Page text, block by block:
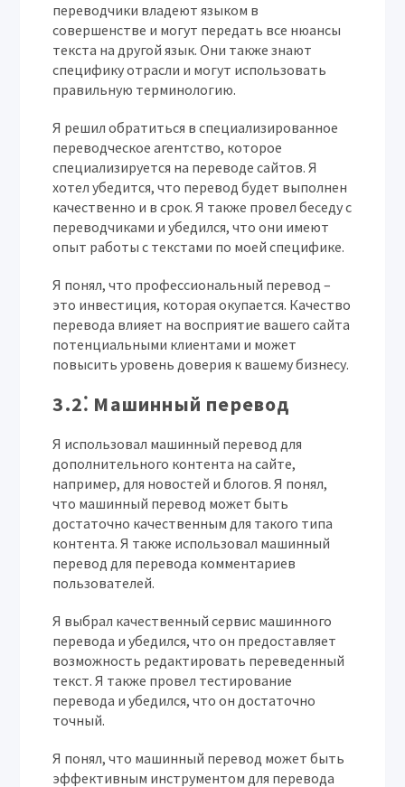
переводчики владеют языком в
совершенстве и могут передать все нюансы
текста на другой язык. Они также знают
специфику отрасли и могут использовать
правильную терминологию.
Я решил обратиться в специализированное
переводческое агентство, которое
специализируется на переводе сайтов. Я
хотел убедится, что перевод будет выполнен
качественно и в срок. Я также провел беседу с
переводчиками и убедился, что они имеют
опыт работы с текстами по моей специфике.
Я понял, что профессиональный перевод –
это инвестиция, которая окупается. Качество
перевода влияет на восприятие вашего сайта
потенциальными клиентами и может
повысить уровень доверия к вашему бизнесу.
3.2⁚ Машинный перевод
Я использовал машинный перевод для
дополнительного контента на сайте,
например, для новостей и блогов. Я понял,
что машинный перевод может быть
достаточно качественным для такого типа
контента. Я также использовал машинный
перевод для перевода комментариев
пользователей.
Я выбрал качественный сервис машинного
перевода и убедился, что он предоставляет
возможность редактировать переведенный
текст. Я также провел тестирование
перевода и убедился, что он достаточно
точный.
Я понял, что машинный перевод может быть
эффективным инструментом для перевода